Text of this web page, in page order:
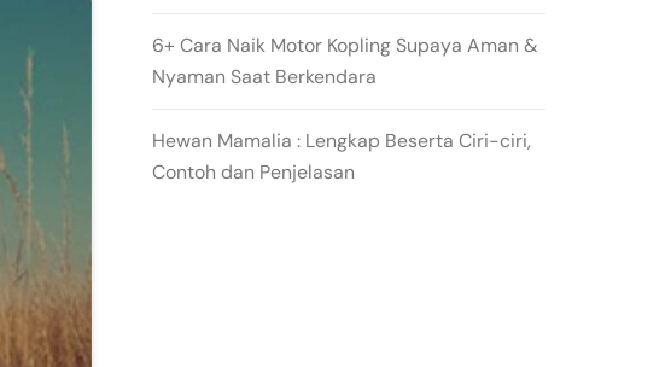
6+ Cara Naik Motor Kopling Supaya Aman &
Nyaman Saat Berkendara
Hewan Mamalia : Lengkap Beserta Ciri-ciri,
Contoh dan Penjelasan